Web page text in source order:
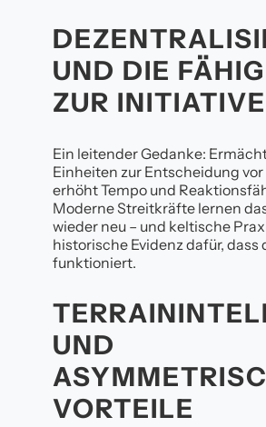
UND DIE
ZUR INITIATIVE
Ein leitender Gedanke:
Einheiten zur Entscheidung vor
erhöht Tempo und
Moderne Streitkräfte lernen
wieder neu – und keltische
historische Evidenz dafür, dass
funktioniert.
UND
VORTEILE